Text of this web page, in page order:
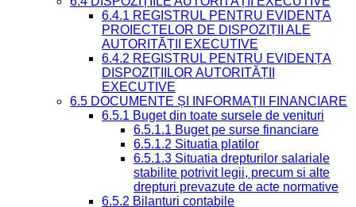
6.4.1 REGISTRUL PENTRU EVIDENȚA
PROIECTELOR DE DISPOZIȚII ALE
AUTORITĂȚII EXECUTIVE
6.4.2 REGISTRUL PENTRU EVIDENȚA
DISPOZIȚIILOR AUTORITĂȚII
EXECUTIVE
6.5 DOCUMENTE ȘI INFORMAȚII FINANCIARE
6.5.1 Buget din toate sursele de venituri
6.5.1.1 Buget pe surse financiare
6.5.1.2 Situatia platilor
6.5.1.3 Situatia drepturilor salariale
stabilite potrivit legii, precum si alte
drepturi prevazute de acte normative
6.5.2 Bilanturi contabile